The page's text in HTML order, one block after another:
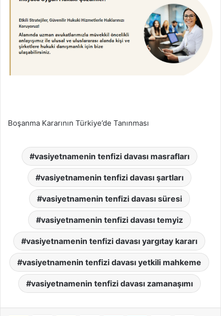
Boşanma Kararının Türkiye’de Tanınması
vasiyetnamenin tenfizi davası masrafları
vasiyetnamenin tenfizi davası şartları
vasiyetnamenin tenfizi davası süresi
vasiyetnamenin tenfizi davası temyiz
vasiyetnamenin tenfizi davası yargıtay kararı
vasiyetnamenin tenfizi davası yetkili mahkeme
vasiyetnamenin tenfizi davası zamanaşımı